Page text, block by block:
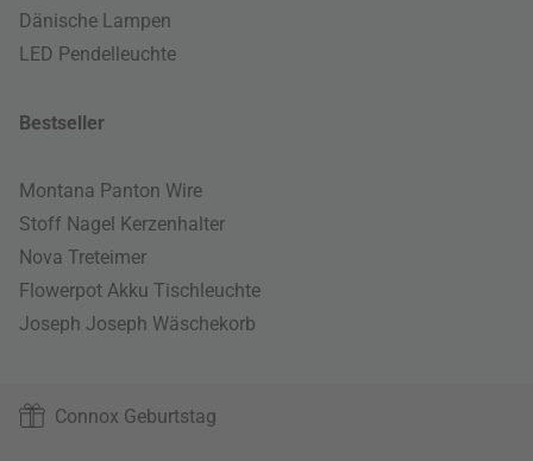
Dänische Lampen
LED Pendelleuchte
Bestseller
Montana Panton Wire
Stoff Nagel Kerzenhalter
Nova Treteimer
Flowerpot Akku Tischleuchte
Joseph Joseph Wäschekorb
Connox Geburtstag